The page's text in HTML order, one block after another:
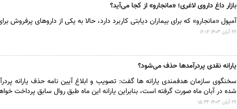
بازار داغ داروی لاغری؛ «مانجارو» از کجا می‌آید؟
آمپول «مانجارو» که برای بیماران دیابتی کاربرد دارد، حالا به یکی از دارو‌های
۲۶ آبان ۱۴۰۳ ۱۶:۱۲
یارانه نقدی پردرآمدها حذف می‌شود؟
سخنگوی سازمان هدفمندی یارانه ها گفت: تصویب و ابلاغ آیین نامه حذف یارانه
شده در آبان ماه صورت گرفته است، بنابراین یارانه این ماه طبق روال سابق پرداخت
۲۶ آبان ۱۴۰۳ ۱۵:۲۴